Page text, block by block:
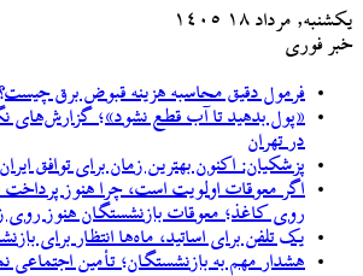
یکشنبه, مرداد ۱۸ ۱۴۰۵
خبر فوری
فرمول دقیق محاسبه هزینه قبوض برق
«پول بدهید تا آب قطع نشود»؛ گزارش‌های
در تهران
پزشکیان‌: اکنون بهترین زمان برای توافق
اگر معوقات اولویت است، چرا هنوز
روی کاغذ؛ معوقات بازنشستگان هنوز روی
یک تلفن برای اساتید، ماه‌ها انتظار برای
هشدار مهم به بازنشستگان؛ تأمین اجتماعی